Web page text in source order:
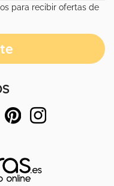
para recibir ofertas de